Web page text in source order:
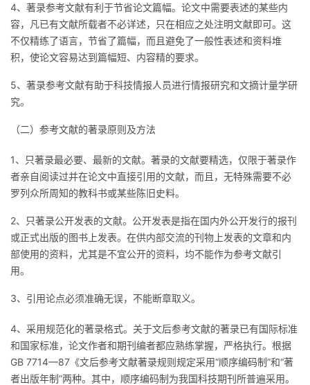
4、著录参考文献有利于节省论文篇幅。论文中需要表述的某些内
容，凡已有文献所载者不必详述，只在相应之处注明文献即可。这
不仅精练了语言，节省了篇幅，而且避免了一般性表述和资料堆
积，使论文容易达到篇幅短、内容精的要求。
5、著录参考文献有助于科技情报人员进行情报研究和文摘计量学研
究。
（二）参考文献的著录原则及方法
1、只著录最必要、最新的文献。著录的文献要精选，仅限于著录作
者亲自阅读过并在论文中直接引用的文献，而且，无特殊需要不必
罗列众所周知的教科书或某些陈旧史料。
2、只著录公开发表的文献。公开发表是指在国内外公开发行的报刊
或正式出版的图书上发表。在供内部交流的刊物上发表的文章和内
部使用的资料，尤其是不宜公开的资料，均不能作为参考文献引
用。
3、引用论点必须准确无误，不能断章取义。
4、采用规范化的著录格式。关于文后参考文献的著录已有国际标准
和国家标准，论文作者和期刊编者都应熟练掌握，严格执行。根据
GB 7714—87《文后参考文献著录规则规定采用“顺序编码制”和“著
者出版年制”两种。其中，顺序编码制为我国科技期刊所普遍采用。